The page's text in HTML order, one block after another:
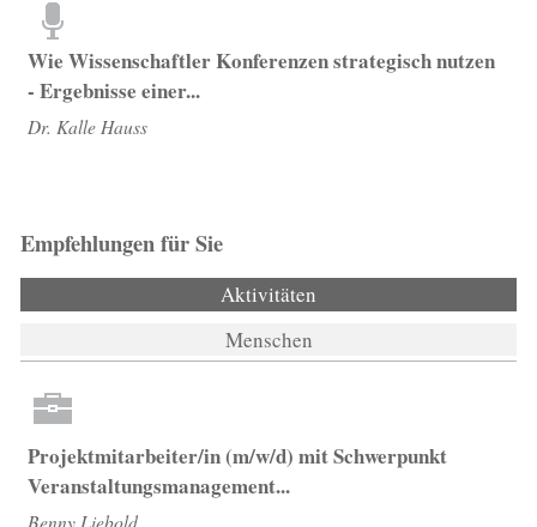
Wie Wissenschaftler Konferenzen strategisch nutzen
- Ergebnisse einer...
Dr. Kalle Hauss
Empfehlungen für Sie
Aktivitäten
Menschen
Projektmitarbeiter/in (m/w/d) mit Schwerpunkt
Veranstaltungsmanagement...
Benny Liebold